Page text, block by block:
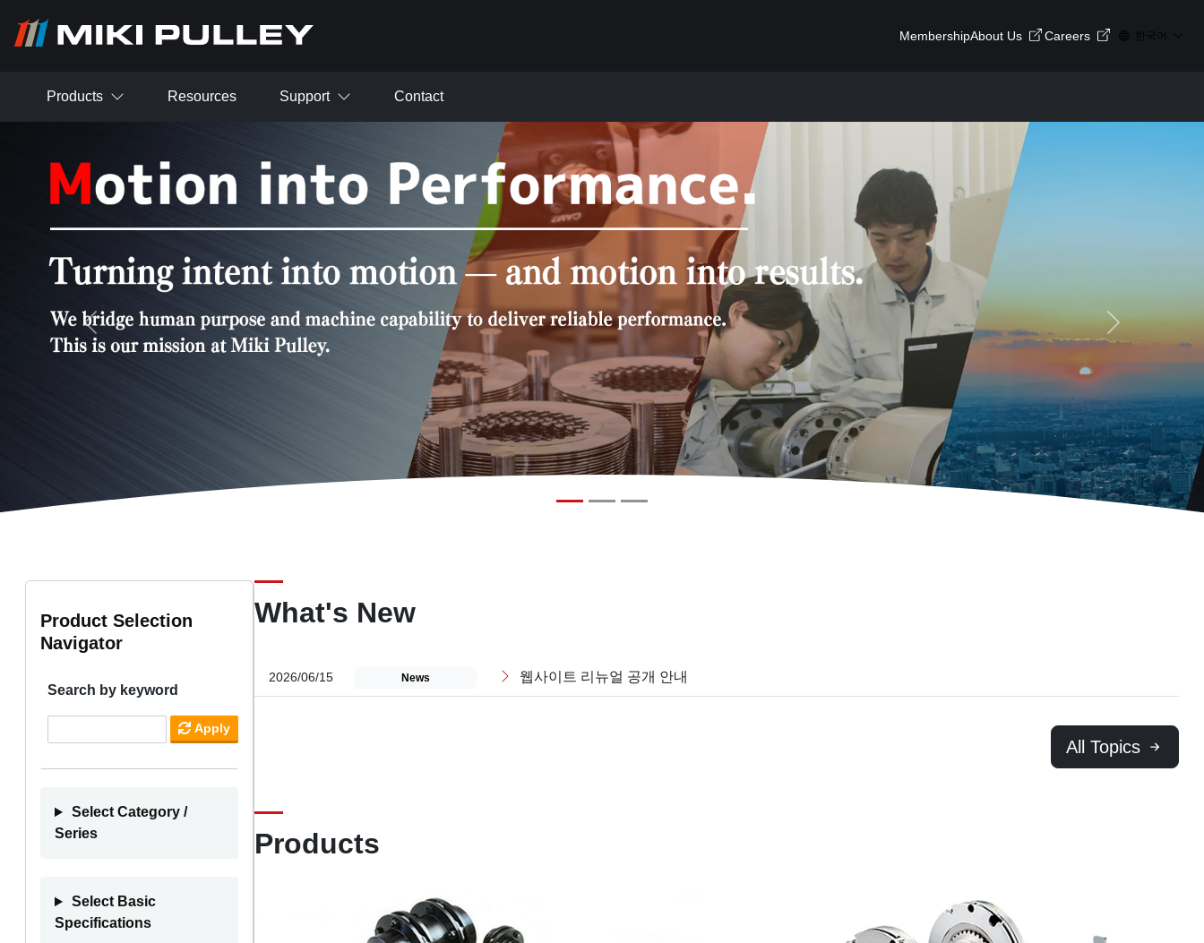
MembershipAbout Us Careers 한국어
Products Resources Support Contact
Previous Next
Product Selection
Navigator
Search by keyword
Apply
Select Category /
Series
Select Basic
Specifications
What's New
2026/06/15 News 웹사이트 리뉴얼 공개 안내
All Topics
Products